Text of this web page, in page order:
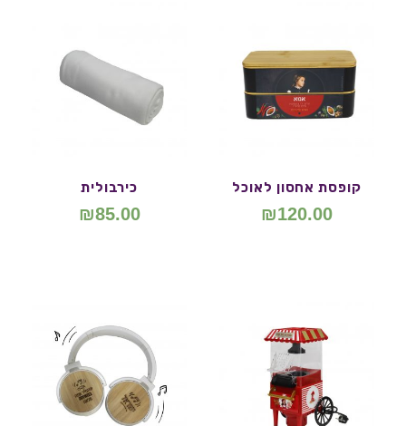
קופסת אחסון לאוכל
₪120.00
כירבולית
₪85.00